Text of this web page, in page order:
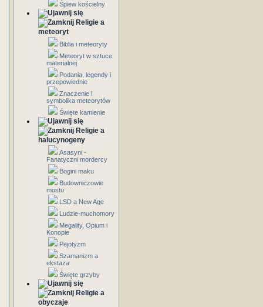
Śpiew kościelny
Religie a
meteoryt
Biblia i meteoryty
Meteoryt w sztuce
materialnej
Podania, legendy i
przepowiednie
Znaczenie i
symbolika meteorytów
Święte kamienie
Religie a
halucynogeny
Asasyni -
Fanatyczni mordercy
Bogini maku
Budowniczowie
mostu
LSD a New Age
Ludzie-muchomory
Megality, Opium i
Konopie
Pejotyzm
Szamanizm a
ekstaza
Święte grzyby
Religie a
obyczaje